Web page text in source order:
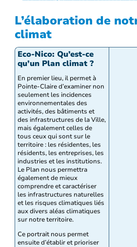
L’élaboration de
climat
Eco-Nico: Qu’est-ce
qu’un Plan climat ?
En premier lieu, il permet à
Pointe-Claire d’examiner non
seulement les incidences
environnementales des
activités, des bâtiments et
des infrastructures de la Ville,
mais également celles de
tous ceux qui sont sur le
territoire : les résidentes, les
résidents, les entreprises, les
industries et les institutions.
Le Plan nous permettra
également de mieux
comprendre et caractériser
les infrastructures naturelles
et les risques climatiques liés
aux divers aléas climatiques
sur notre territoire.
Ce portrait nous permet
ensuite d’établir et prioriser